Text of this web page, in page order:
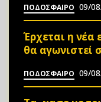
ΠΟΔΟΣΦΑΙΡΟ 09/
Έρχεται η νέα
θα αγωνιστεί
ΠΟΔΟΣΦΑΙΡΟ 09/